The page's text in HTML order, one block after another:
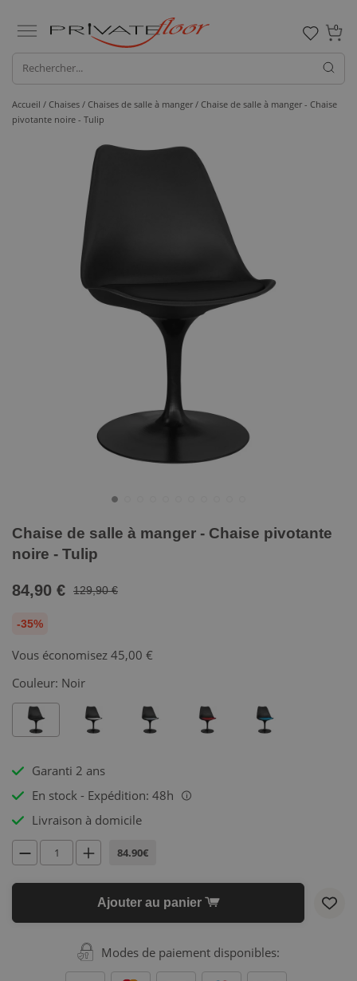
0
Accueil / Chaises / Chaises de salle à manger / Chaise de salle à manger - Chaise
pivotante noire - Tulip
Chaise de salle à manger - Chaise pivotante
noire - Tulip
84,90 € 129,90 €
-35%
Vous économisez 45,00 €
Couleur: Noir
Garanti 2 ans
En stock - Expédition: 48h
i
Livraison à domicile
84.90€
Ajouter au panier
Modes de paiement disponibles: